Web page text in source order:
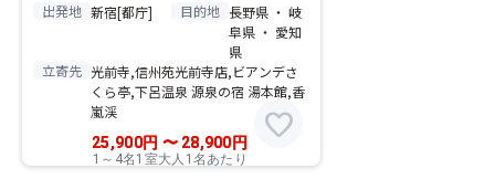
出発地 新宿[都庁] 目的地 長野県 ・ 岐
阜県 ・ 愛知
県
立寄先 光前寺,信州苑光前寺店,ビアンデさ
くら亭,下呂温泉 源泉の宿 湯本館,香
嵐渓
25,900円 〜28,900 円
1～4名1室大人1名あたり
favorite